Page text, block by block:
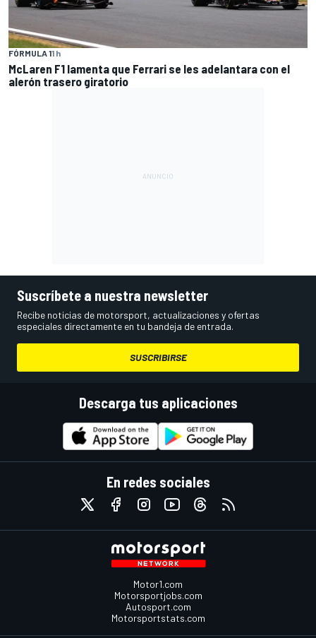
FÓRMULA 11 h
McLaren F1 lamenta que Ferrari se les adelantara con el
alerón trasero giratorio
Suscríbete a nuestra newsletter
Recibe noticias de motorsport, actualizaciones y ofertas
especiales directamente en tu bandeja de entrada.
SUSCRIBIRSE
Descarga tus aplicaciones
En redes sociales
Motor1.com
Motorsportjobs.com
Autosport.com
Motorsportstats.com